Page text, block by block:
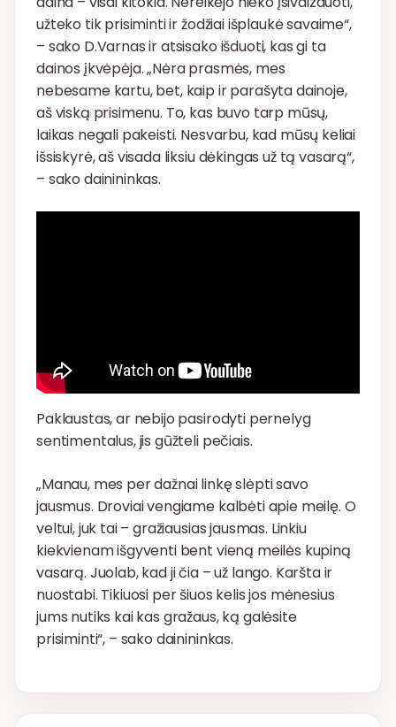
užteko tik prisiminti ir žodžiai išplaukė savaime“,
– sako D.Varnas ir atsisako išduoti, kas gi ta
dainos įkvėpėja. „Nėra prasmės, mes
nebesame kartu, bet, kaip ir parašyta dainoje,
aš viską prisimenu. To, kas buvo tarp mūsų,
laikas negali pakeisti. Nesvarbu, kad mūsų keliai
išsiskyrė, aš visada liksiu dėkingas už tą vasarą“,
– sako dainininkas.
Paklaustas, ar nebijo pasirodyti pernelyg
sentimentalus, jis gūžteli pečiais.
„Manau, mes per dažnai linkę slėpti savo
jausmus. Droviai vengiame kalbėti apie meilę. O
veltui, juk tai – gražiausias jausmas. Linkiu
kiekvienam išgyventi bent vieną meilės kupiną
vasarą. Juolab, kad ji čia – už lango. Karšta ir
nuostabi. Tikiuosi per šiuos kelis jos mėnesius
jums nutiks kai kas gražaus, ką galėsite
prisiminti“, – sako dainininkas.